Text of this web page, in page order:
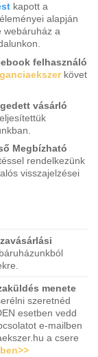
kapott a
alapján
webáruház a
felhasználó
követ
vásárló
Megbízható
rendelkezünk
visszajelzései
menete
szeretnéd
esetben vedd
e-mailben
a csere